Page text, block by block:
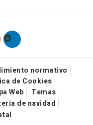
normativo
de Cookies
Web
Temas
de navidad